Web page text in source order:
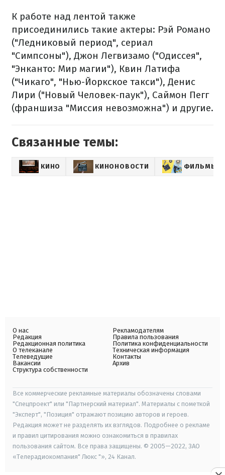
К работе над лентой также
присоединились такие актеры: Рэй Романо
("Ледниковый период", сериал
"Симпсоны"), Джон Легвизамо ("Одиссея",
"Энканто: Мир магии"), Квин Латифа
("Чикаго", "Нью-Йоркское такси"), Денис
Лири ("Новый Человек-паук"), Саймон Пегг
(франшиза "Миссия невозможна") и другие.
Связанные темы:
КИНО КИНОНОВОСТИ ФИЛЬМЫ
О нас
Редакция
Редакционная политика
О телеканале
Телеведущие
Вакансии
Структура собственности
Рекламодателям
Правила пользования
Политика конфиденциальности
Техническая информация
Контакты
Архив
Все коммерческие рекламные материалы обозначены словами
"Спецпроект" или "Партнерский материал". Материалы с пометкой
"Эксперт", "Позиция" отражают позицию авторов и героев.
Редакция может не разделять их взглядов. Подробнее о рекламе
и правил цитирования можно ознакомиться в правилах
пользования сайтом. Все права защищены. © 2005—2022, ЗАО
«Телерадиокомпания" Люкс "», 24 Канал.